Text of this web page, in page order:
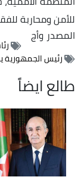
الجمهورية/ استقبال
الأمين العام السابق
Catégorie
نشاط رئاسي
09/08/2026 - 14:55
رئيس الجمهورية
على تتويجه بطلا